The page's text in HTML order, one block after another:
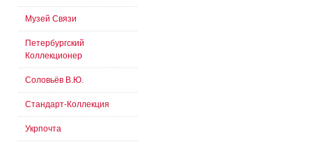
Музей Связи
Петербургский
Коллекционер
Соловьёв В.Ю.
Стандарт-Коллекция
Укрпочта